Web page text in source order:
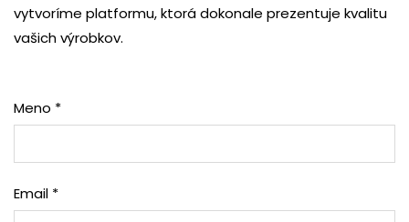
vytvoríme platformu, ktorá dokonale prezentuje kvalitu
vašich výrobkov.
Meno *
Email *